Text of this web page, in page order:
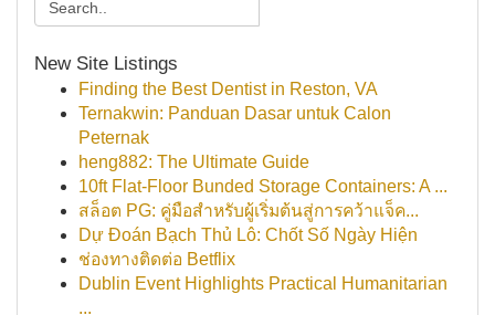
New Site Listings
Finding the Best Dentist in Reston, VA
Ternakwin: Panduan Dasar untuk Calon
Peternak
heng882: The Ultimate Guide
10ft Flat-Floor Bunded Storage Containers: A ...
สล็อต PG: คู่มือสำหรับผู้เริ่มต้นสู่การคว้าแจ็ค...
Dự Đoán Bạch Thủ Lô: Chốt Số Ngày Hiện
ช่องทางติดต่อ Betflix
Dublin Event Highlights Practical Humanitarian
...